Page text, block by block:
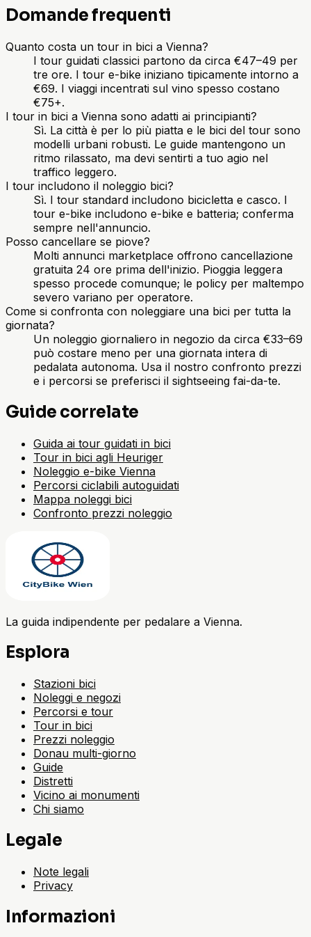
Domande frequenti
Quanto costa un tour in bici a Vienna?
I tour guidati classici partono da circa €47–49 per
tre ore. I tour e-bike iniziano tipicamente intorno a
€69. I viaggi incentrati sul vino spesso costano
€75+.
I tour in bici a Vienna sono adatti ai principianti?
Sì. La città è per lo più piatta e le bici del tour sono
modelli urbani robusti. Le guide mantengono un
ritmo rilassato, ma devi sentirti a tuo agio nel
traffico leggero.
I tour includono il noleggio bici?
Sì. I tour standard includono bicicletta e casco. I
tour e-bike includono e-bike e batteria; conferma
sempre nell'annuncio.
Posso cancellare se piove?
Molti annunci marketplace offrono cancellazione
gratuita 24 ore prima dell'inizio. Pioggia leggera
spesso procede comunque; le policy per maltempo
severo variano per operatore.
Come si confronta con noleggiare una bici per tutta la
giornata?
Un noleggio giornaliero in negozio da circa €33–69
può costare meno per una giornata intera di
pedalata autonoma. Usa il nostro confronto prezzi
e i percorsi se preferisci il sightseeing fai-da-te.
Guide correlate
Guida ai tour guidati in bici
Tour in bici agli Heuriger
Noleggio e-bike Vienna
Percorsi ciclabili autoguidati
Mappa noleggi bici
Confronto prezzi noleggio
La guida indipendente per pedalare a Vienna.
Esplora
Stazioni bici
Noleggi e negozi
Percorsi e tour
Tour in bici
Prezzi noleggio
Donau multi-giorno
Guide
Distretti
Vicino ai monumenti
Chi siamo
Legale
Note legali
Privacy
Informazioni